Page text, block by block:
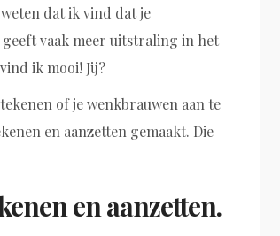
dat ik vind dat je
vaak meer uitstraling in het
ik mooi! Jij?
of je wenkbrauwen aan te
en aanzetten gemaakt. Die
en aanzetten.